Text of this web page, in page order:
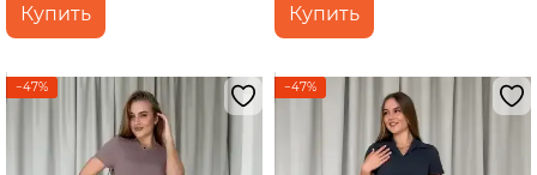
Купить Купить
−47% −47%